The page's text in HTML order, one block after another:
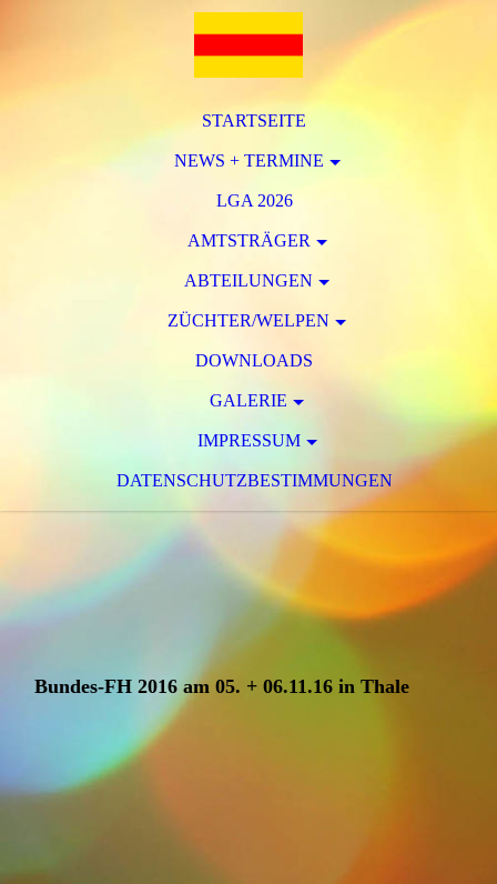
STARTSEITE
NEWS + TERMINE
LGA 2026
AMTSTRÄGER
ABTEILUNGEN
ZÜCHTER/WELPEN
DOWNLOADS
GALERIE
IMPRESSUM
DATENSCHUTZBESTIMMUNGEN
Bundes-FH 2016 am 05. + 06.11.16 in Thale